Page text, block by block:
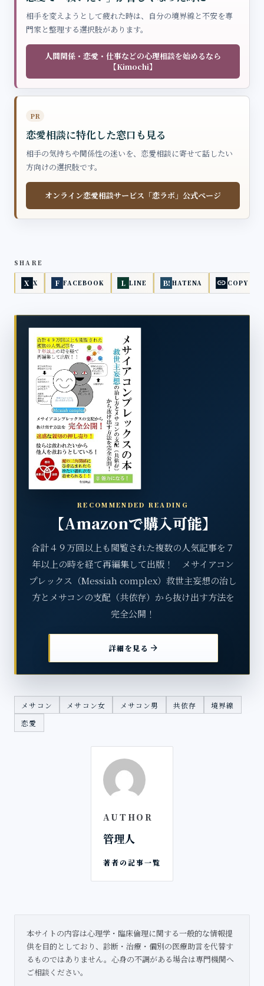
相手を変えようとして疲れた時は、自分の境界線と不安を専
門家と整理する選択肢があります。
人間関係・恋愛・仕事などの心理相談を始めるなら
【Kimochi】
PR
恋愛相談に特化した窓口も見る
相手の気持ちや関係性の迷いを、恋愛相談に寄せて話したい
方向けの選択肢です。
オンライン恋愛相談サービス「恋ラボ」公式ページ
SHARE
X X F FACEBOOK L LINE B! HATENA link COPY
RECOMMENDED READING
【Amazonで購入可能】
合計４９万回以上も閲覧された複数の人気記事を７
年以上の時を経て再編集して出版！ メサイアコン
プレックス（Messiah complex）救世主妄想の治し
方とメサコンの支配（共依存）から抜け出す方法を
完全公開！
詳細を見る arrow_forward
メサコン メサコン女 メサコン男 共依存
境界線
恋愛
AUTHOR
管理人
著者の記事一覧
本サイトの内容は心理学・臨床倫理に関する一般的な情報提
供を目的としており、診断・治療・個別の医療助言を代替す
るものではありません。心身の不調がある場合は専門機関へ
ご相談ください。